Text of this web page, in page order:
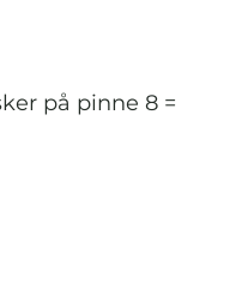
på pinne 8 =